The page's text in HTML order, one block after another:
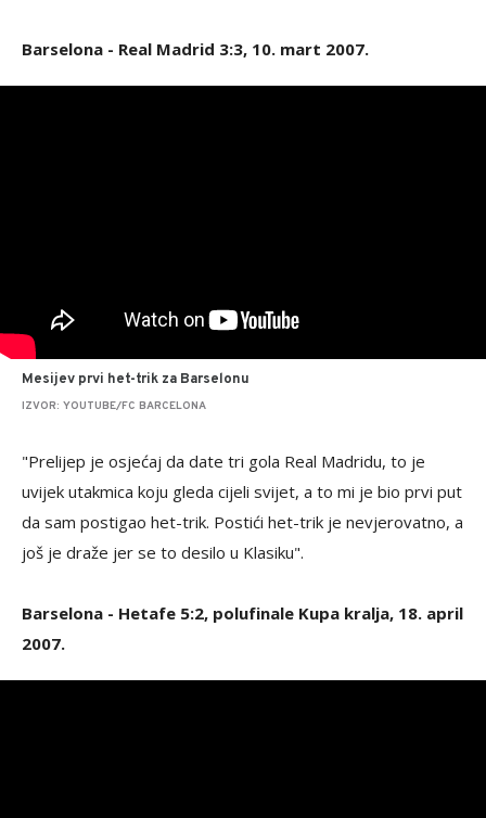
Barselona - Real Madrid 3:3, 10. mart 2007.
Mesijev prvi het-trik za Barselonu
IZVOR: YOUTUBE/FC BARCELONA
"Prelijep je osjećaj da date tri gola Real Madridu, to je
uvijek utakmica koju gleda cijeli svijet, a to mi je bio prvi put
da sam postigao het-trik. Postići het-trik je nevjerovatno, a
još je draže jer se to desilo u Klasiku".
Barselona - Hetafe 5:2, polufinale Kupa kralja, 18. april
2007.